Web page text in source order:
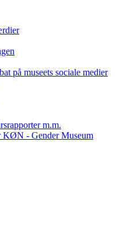
på museets sociale medier
m.m.
KØN - Gender Museum